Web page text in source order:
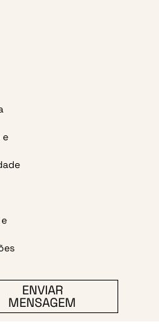
e
ENVIAR
MENSAGEM